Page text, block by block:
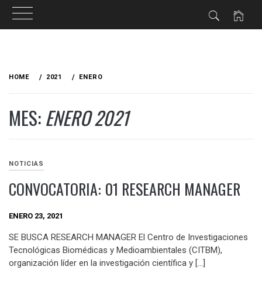
HOME 2021 ENERO
MES:ENERO 2021
NOTICIAS
CONVOCATORIA: 01 RESEARCH MANAGER
ENERO 23, 2021
SE BUSCA RESEARCH MANAGER El Centro de Investigaciones
Tecnológicas Biomédicas y Medioambientales (CITBM),
organización líder en la investigación científica y […]